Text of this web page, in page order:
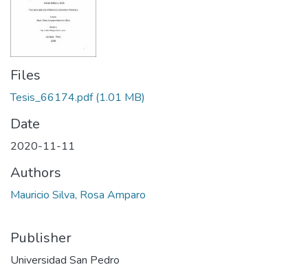
Files
Tesis_66174.pdf(1.01 MB)
Date
2020-11-11
Authors
Mauricio Silva, Rosa Amparo
Publisher
Universidad San Pedro